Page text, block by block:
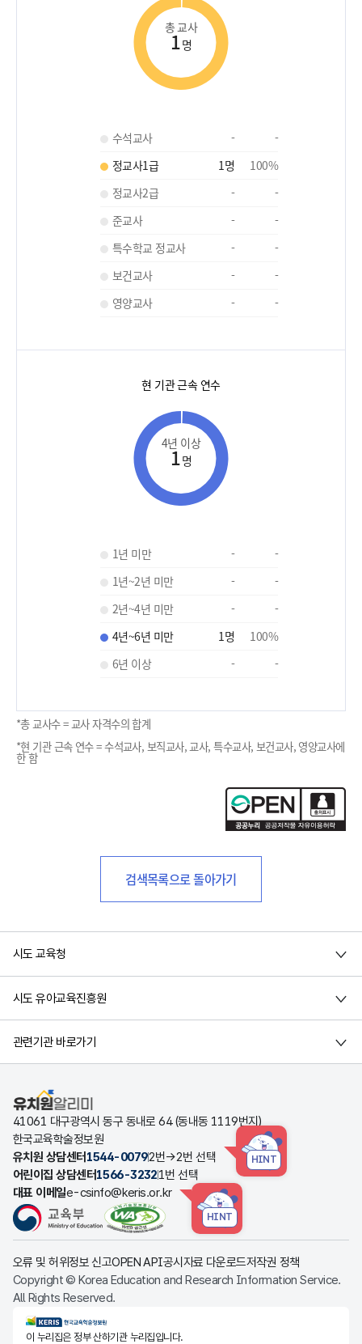
총 교사
1명
수석교사 -
-
정교사1급
1명 100%
정교사2급
-
-
준교사
-
-
특수학교 정교사
-
-
보건교사
-
-
영양교사
- -
현 기관 근속 연수
4년 이상
1명
1년 미만 -
-
1년~2년 미만
-
-
2년~4년 미만
-
-
4년~6년 미만
1명 100%
6년 이상
- -
*총 교사수 = 교사 자격수의 합계
*현 기관 근속 연수 = 수석교사, 보직교사, 교사, 특수교사, 보건교사, 영양교사에
한 함
검색목록으로 돌아가기
시도 교육청
시도 유아교육진흥원
관련기관 바로가기
유치원알리미
41061 대구광역시 동구 동내로 64 (동내동 1119번지)
한국교육학술정보원
유치원 상담센터 1544-00792번→2번 선택 HINT
어린이집 상담센터1566-32321번 선택
대표 이메일e-csinfo@keris.or.kr
HINT
오류 및 허위정보 신고OPEN API공시자료 다운로드저작권 정책
Copyright © Korea Education and Research Information Service.
All Rights Reserved.
KERIS한국교육학술정보원
이 누리집은 정부 산하기관 누리집입니다.